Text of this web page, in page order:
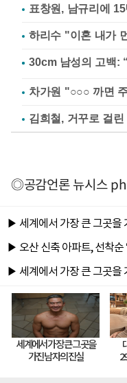
표창원, 남규리에
하리수 "이혼 내가
차가원 "○○○ 까면
◎공감언론 뉴시스